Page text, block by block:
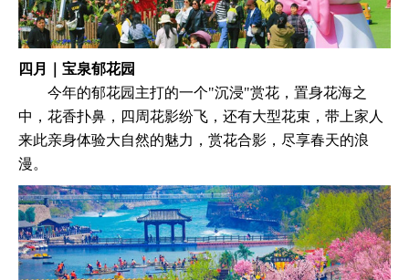
四月｜宝泉郁花园
今年的郁花园主打的一个"沉浸"赏花，置身花海之
中，花香扑鼻，四周花影纷飞，还有大型花束，带上家人
来此亲身体验大自然的魅力，赏花合影，尽享春天的浪
漫。